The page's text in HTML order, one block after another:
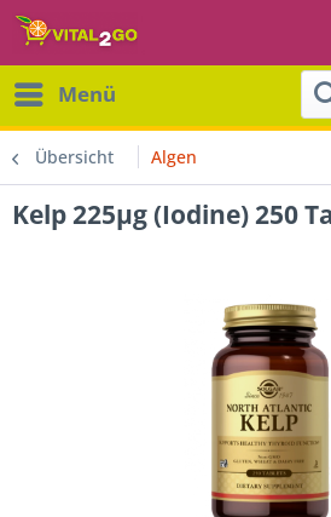
Menü
Übersicht Algen
Kelp 225µg (Iodine) 250